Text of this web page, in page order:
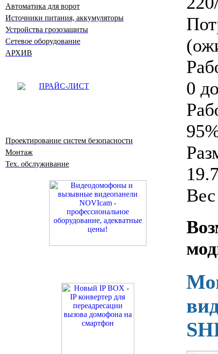
Автоматика для ворот
Источники питания, аккумуляторы
Устройства грозозащиты
Сетевое оборудование
АРХИВ
ПРАЙС-ЛИСТ
Проектирование систем безопасности
Монтаж
Тех. обслуживание
0